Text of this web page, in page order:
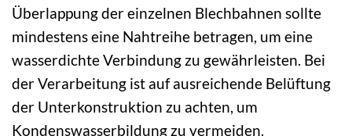
Überlappung der einzelnen Blechbahnen sollte
mindestens eine Nahtreihe betragen, um eine
wasserdichte Verbindung zu gewährleisten. Bei
der Verarbeitung ist auf ausreichende Belüftung
der Unterkonstruktion zu achten, um
Kondenswasserbildung zu vermeiden.